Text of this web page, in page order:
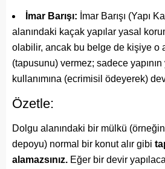
İmar Barışı: İmar Barışı (Yapı
alanındaki kaçak yapılar yasal
olabilir, ancak bu belge de kişiye o
(tapusunu) vermez; sadece yapının
kullanımına (ecrimisil ödeyerek)
Özetle:
Dolgu alanındaki bir mülkü
depoyu) normal bir konut alır gibi
alamazsınız. Eğer bir devir